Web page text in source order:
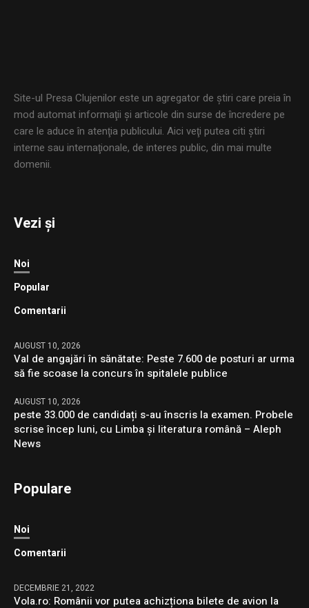
Site-ul Presa Clujenilor este un agregator de ştiri care preia în
mod automat informaţii şi articole din surse de încredere pe
care le aduce în atenţia publicului. Aici veţi putea citi ştiri
interne sau internaţionale, de interes public, din mai multe
domenii.
Vezi și
Noi
Popular
Comentarii
AUGUST 10, 2026
Val de angajări în sănătate: Peste 7.600 de posturi ar urma
să fie scoase la concurs în spitalele publice
AUGUST 10, 2026
peste 33.000 de candidați s-au înscris la examen. Probele
scrise încep luni, cu Limba și literatura română – Aleph
News
Populare
Noi
Comentarii
DECEMBRIE 21, 2022
Vola.ro: Românii vor putea achizționa bilete de avion la